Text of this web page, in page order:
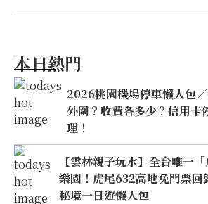
本日熱門
2026桃園機場停車懶人包
外圍？收費各多少？信用卡
理！
【雲林親子玩水】全台唯一
樂園！虎尾632高地免門票回
秘境一日遊懶人包